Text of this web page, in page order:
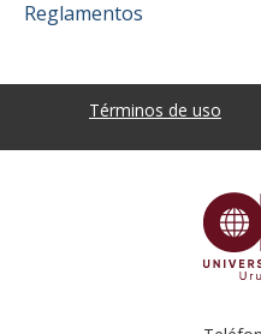
Reglamentos
Términos de uso